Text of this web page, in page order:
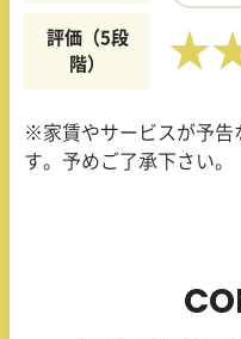
評価（5段
階）
※家賃やサービスが予告
す。予めご了承下さい。